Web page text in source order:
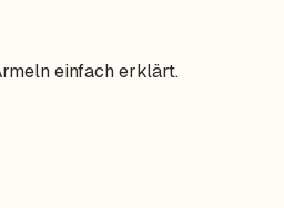
einfach erklärt.